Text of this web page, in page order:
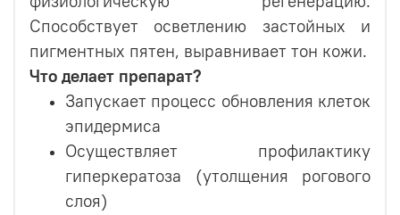
Способствует осветлению застойных и
пигментных пятен, выравнивает тон кожи.
Что делает препарат?
Запускает процесс обновления клеток
эпидермиса
Осуществляет профилактику
гиперкератоза (утолщения рогового
слоя)